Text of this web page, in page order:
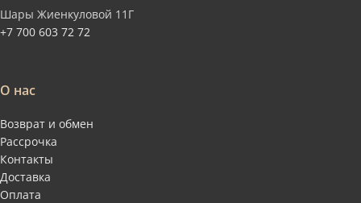
Шары Жиенкуловой 11Г
+7 700 603 72 72
О нас
Возврат и обмен
Рассрочка
Контакты
Доставка
Оплата